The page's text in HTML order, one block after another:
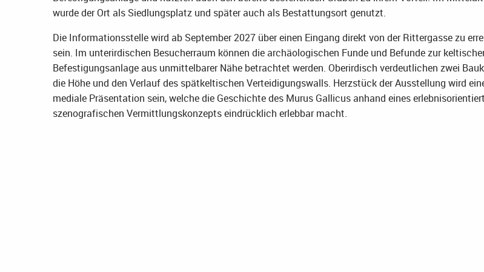
wurde der Ort als Siedlungsplatz und später auch als Bestattungsort genutzt.
Die Informationsstelle wird ab September 2027 über einen Eingang direkt von der Rittergasse zu
sein. Im unterirdischen Besucherraum können die archäologischen Funde und Befunde zur
Befestigungsanlage aus unmittelbarer Nähe betrachtet werden. Oberirdisch verdeutlichen zwei
die Höhe und den Verlauf des spätkeltischen Verteidigungswalls. Herzstück der Ausstellung wird
mediale Präsentation sein, welche die Geschichte des Murus Gallicus anhand eines
szenografischen Vermittlungskonzepts eindrücklich erlebbar macht.